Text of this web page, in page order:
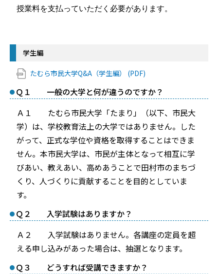
授業料を支払っていただく必要があります。
学生編
たむら市民大学Q&A（学生編） (PDF)
Ｑ１ 一般の大学と何が違うのですか？
Ａ１ たむら市民大学「たまり」（以下、市民大
学）は、学校教育法上の大学ではありません。した
がって、正式な学位や資格を取得することはできま
せん。本市民大学は、市民が主体となって相互に学
びあい、教えあい、高めあうことで田村市のまちづ
くり、人づくりに貢献することを目的としていま
す。
Ｑ２ 入学試験はありますか？
Ａ２ 入学試験はありません。各講座の定員を超
える申し込みがあった場合は、抽選となります。
Ｑ３ どうすれば受講できますか？